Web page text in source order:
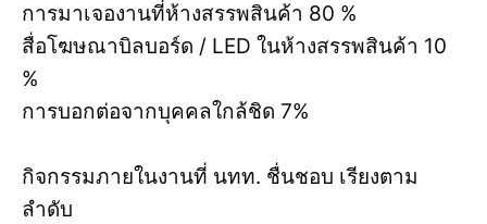
การมาเจองานที่ห้างสรรพสินค้า 80 %
สื่อโฆษณาบิลบอร์ด / LED ในห้างสรรพสินค้า 10
%
การบอกต่อจากบุคคลใกล้ชิด 7%
กิจกรรมภายในงานที่ นทท. ชื่นชอบ เรียงตาม
ลำดับ